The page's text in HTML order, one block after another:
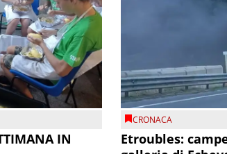
IN
CRONACA
Etroubles: